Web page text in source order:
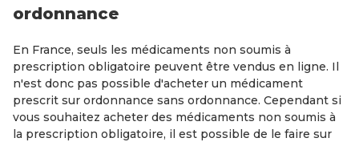
ordonnance
En France, seuls les médicaments non soumis à
prescription obligatoire peuvent être vendus en ligne. Il
n'est donc pas possible d'acheter un médicament
prescrit sur ordonnance sans ordonnance. Cependant si
vous souhaitez acheter des médicaments non soumis à
la prescription obligatoire, il est possible de le faire sur